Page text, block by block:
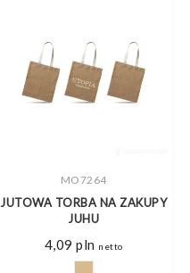
MO7264
JUTOWA TORBA NA ZAKUPY
JUHU
4,09 pln netto